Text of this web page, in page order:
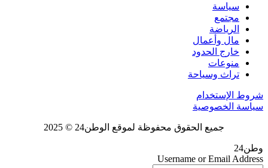
سياسة
مجتمع
الرياضة
مال وأعمال
خارج الحدود
منوعات
تراث وسياحة
شروط الإستخدام
سياسة الخصوصية
جميع الحقوق محفوظة لموقع الوطن24 © 2025
وطن24
Username or Email Address